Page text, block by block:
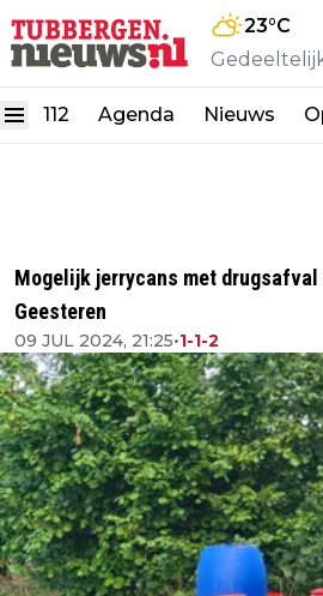
23°C
112 Agenda Nieuws
Mogelijk jerrycans met
Geesteren
09 JUL 2024, 21:25•1-1-2